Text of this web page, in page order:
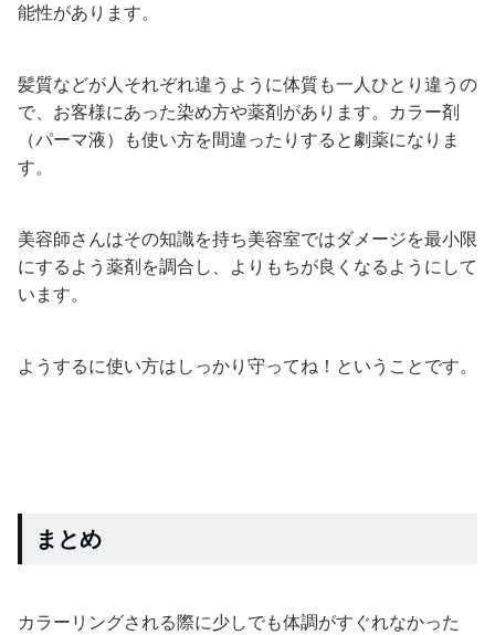
能性があります。
髪質などが人それぞれ違うように体質も一人ひとり違うの
で、お客様にあった染め方や薬剤があります。カラー剤
（パーマ液）も使い方を間違ったりすると劇薬になりま
す。
美容師さんはその知識を持ち美容室ではダメージを最小限
にするよう薬剤を調合し、よりもちが良くなるようにして
います。
ようするに使い方はしっかり守ってね！ということです。
まとめ
カラーリングされる際に少しでも体調がすぐれなかった